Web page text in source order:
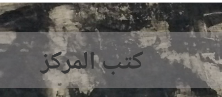
كتب المركز